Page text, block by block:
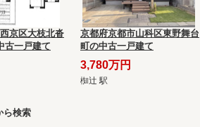
京区大枝北沓
古一戸建て
京都府京都市山科区東野舞台
町の中古一戸建て
3,780万円
椥辻 駅
ら検索